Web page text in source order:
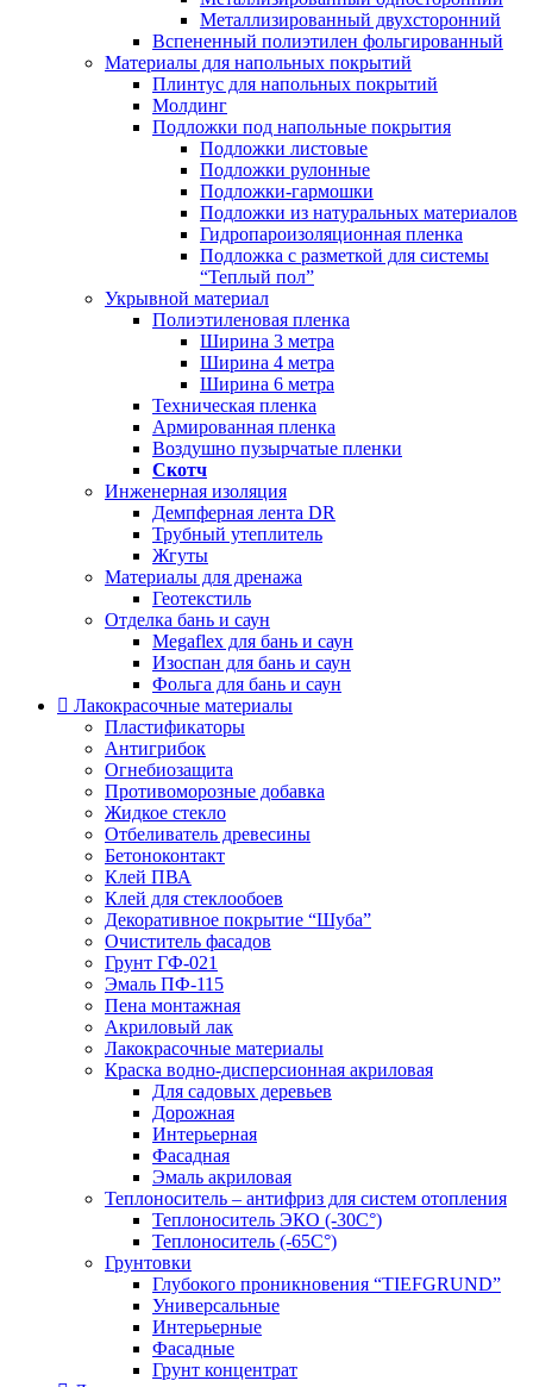
Металлизированный двухсторонний
Вспененный полиэтилен фольгированный
Материалы для напольных покрытий
Плинтус для напольных покрытий
Молдинг
Подложки под напольные покрытия
Подложки листовые
Подложки рулонные
Подложки-гармошки
Подложки из натуральных материалов
Гидропароизоляционная пленка
Подложка с разметкой для системы
“Теплый пол”
Укрывной материал
Полиэтиленовая пленка
Ширина 3 метра
Ширина 4 метра
Ширина 6 метра
Техническая пленка
Армированная пленка
Воздушно пузырчатые пленки
Скотч
Инженерная изоляция
Демпферная лента DR
Трубный утеплитель
Жгуты
Материалы для дренажа
Геотекстиль
Отделка бань и саун
Megaflex для бань и саун
Изоспан для бань и саун
Фольга для бань и саун
Лакокрасочные материалы
Пластификаторы
Антигрибок
Огнебиозащита
Противоморозные добавка
Жидкое стекло
Отбеливатель древесины
Бетоноконтакт
Клей ПВА
Клей для стеклообоев
Декоративное покрытие “Шуба”
Очиститель фасадов
Грунт ГФ-021
Эмаль ПФ-115
Пена монтажная
Акриловый лак
Лакокрасочные материалы
Краска водно-дисперсионная акриловая
Для садовых деревьев
Дорожная
Интерьерная
Фасадная
Эмаль акриловая
Теплоноситель – антифриз для систем отопления
Теплоноситель ЭКО (-30С°)
Теплоноситель (-65С°)
Грунтовки
Глубокого проникновения “TIEFGRUND”
Универсальные
Интерьерные
Фасадные
Грунт концентрат